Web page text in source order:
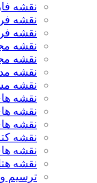
نقشه فاز
نقشه
نقشه
نقشه
نقشه
نقشه
نقشه
نقشه
نقشه
نقشه
نقشه
نقشه
نقشه
ترسیم